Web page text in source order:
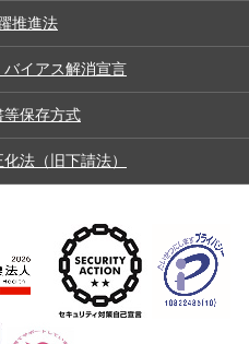
推進法
イアス解消宣言
等保存方式
法（旧下請法）